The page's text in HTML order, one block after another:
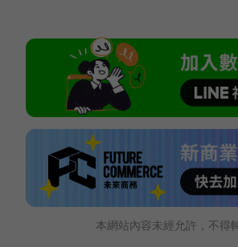
本網站內容未經允許，不得